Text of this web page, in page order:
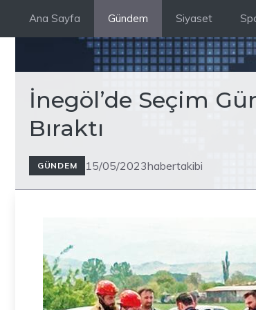
Ana Sayfa Gündem Siyaset
İnegöl’de Seçim
Bıraktı
GÜNDEM 15/05/2023habertakibi